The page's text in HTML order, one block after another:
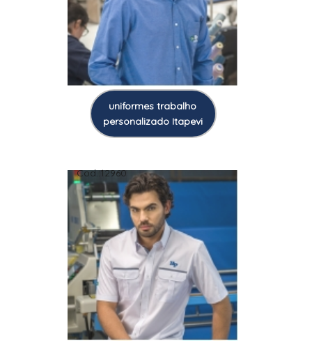
uniformes trabalho
personalizado Itapevi
Cod.:12960